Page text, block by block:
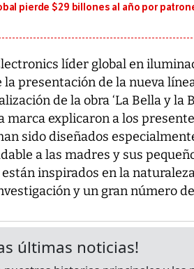
pierde $29 billones al año por
líder global en
presentación de la nueva
de la obra ‘La Bella y la
marca explicaron a los
sido diseñados
a las madres y sus
inspirados en la
y un gran número